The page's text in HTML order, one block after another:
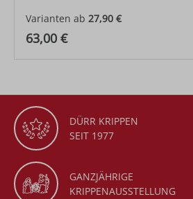
Varianten ab 27,90 €
Regulärer Preis:
63,00 €
DÜRR KRIPPEN
SEIT 1977
GANZJÄHRIGE
KRIPPENAUSSTELLUNG